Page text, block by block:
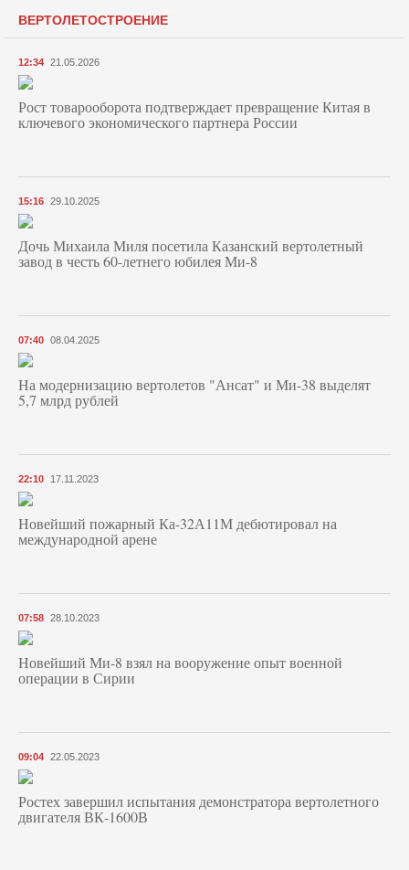
ВЕРТОЛЕТОСТРОЕНИЕ
12:34 21.05.2026
Рост товарооборота подтверждает превращение Китая в
ключевого экономического партнера России
15:16 29.10.2025
Дочь Михаила Миля посетила Казанский вертолетный
завод в честь 60-летнего юбилея Ми-8
07:40 08.04.2025
На модернизацию вертолетов "Ансат" и Ми-38 выделят
5,7 млрд рублей
22:10 17.11.2023
Новейший пожарный Ка-32А11М дебютировал на
международной арене
07:58 28.10.2023
Новейший Ми-8 взял на вооружение опыт военной
операции в Сирии
09:04 22.05.2023
Ростех завершил испытания демонстратора вертолетного
двигателя ВК-1600В